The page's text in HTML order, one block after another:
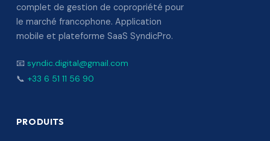
complet de gestion de copropriété pour
le marché francophone. Application
mobile et plateforme SaaS SyndicPro.
📧 syndic.digital@gmail.com
📞 +33 6 51 11 56 90
PRODUITS